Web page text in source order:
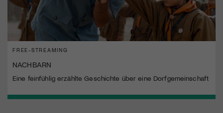
FREE-STREAMING
NACHBARN
Eine feinfühlig erzählte Geschichte über eine Dorfgemeinschaft